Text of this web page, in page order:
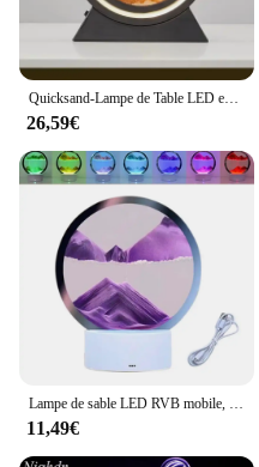
Quicksand-Lampe de Table LED en Forme de Sablier 3D, Luminaire Décoratif d'Nik, USB, Idéal pour la Décoration
26,59€
Lampe de sable LED RVB mobile, veilleuse d'art de sable, sablier de 7 couleurs, affichage 3D de la mer profonde, décoration, cadeau de Noël
11,49€